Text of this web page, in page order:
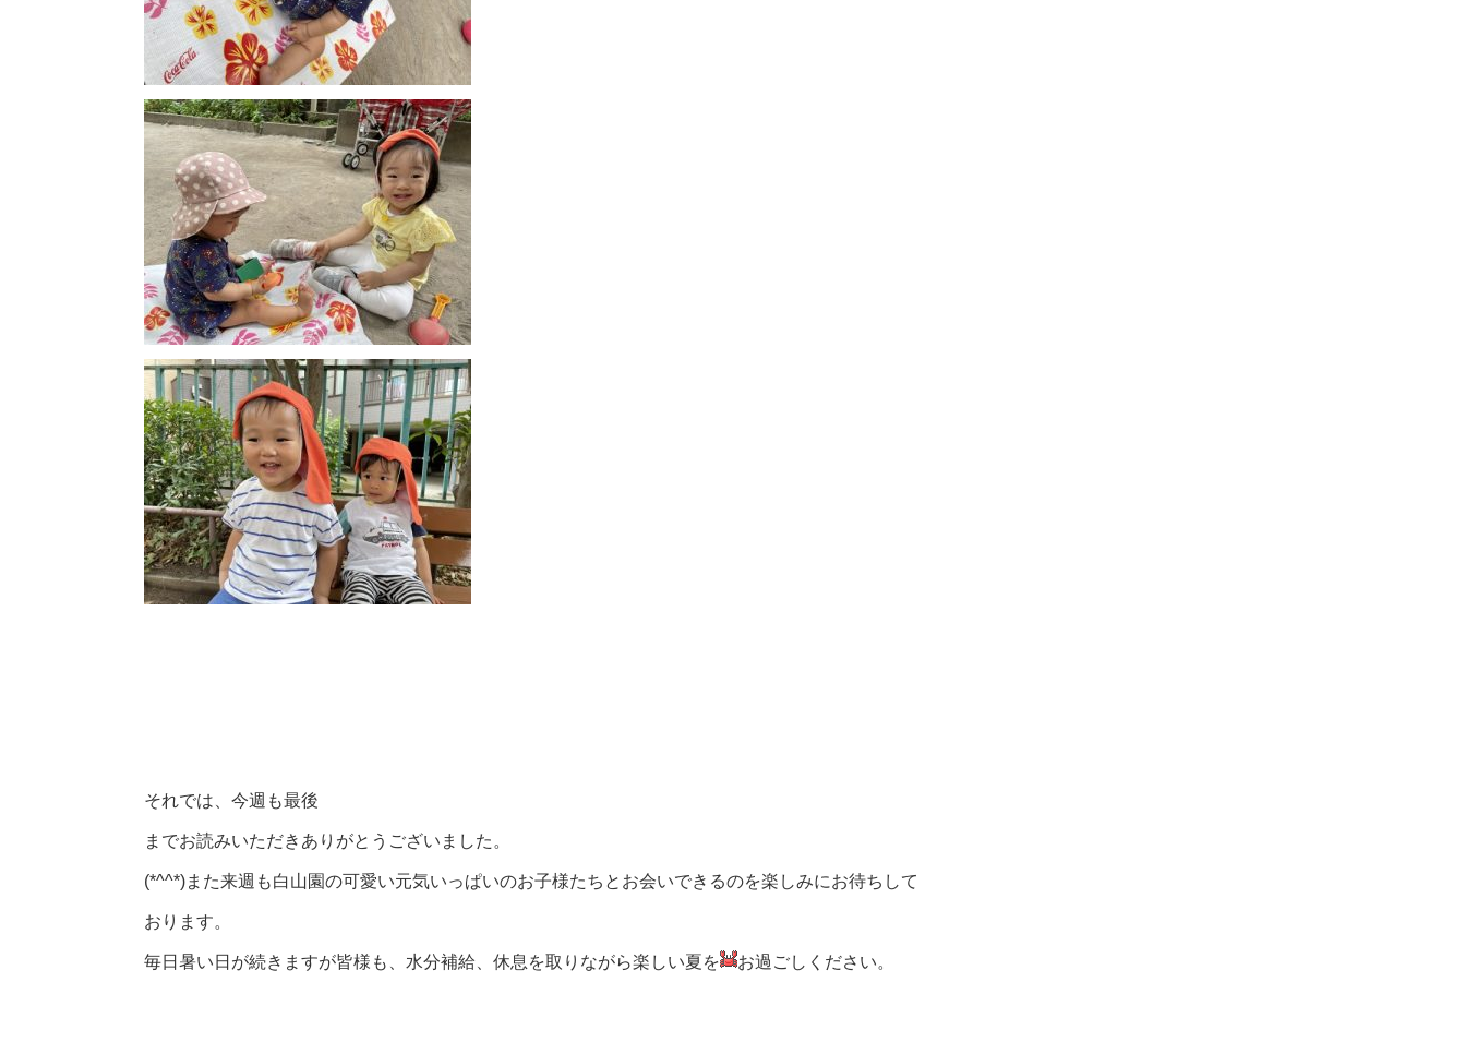
それでは、今週も最後
までお読みいただきありがとうございました。
(*^^*)また来週も白山園の可愛い元気いっぱいのお子様たちとお会いできるのを楽しみにお待ちして
おります。
毎日暑い日が続きますが皆様も、水分補給、休息を取りながら楽しい夏を お過ごしください。